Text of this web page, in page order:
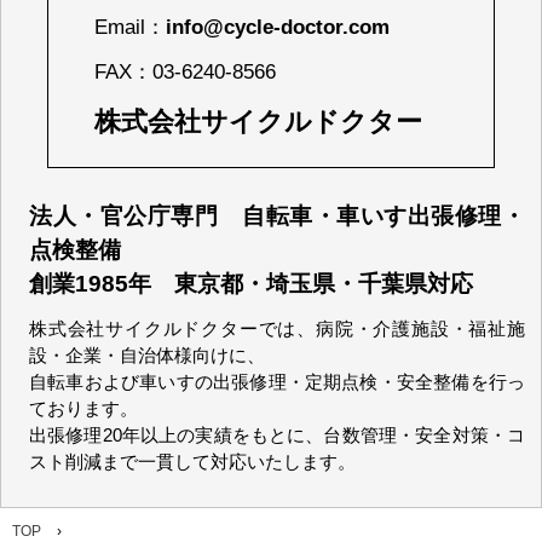
Email： info@cycle-doctor.com
FAX： 03-6240-8566
株式会社サイクルドクター
法人・官公庁専門 自転車・車いす出張修理・
点検整備
創業1985年 東京都・埼玉県・千葉県対応
株式会社サイクルドクターでは、病院・介護施設・福祉施
設・企業・自治体様向けに、
自転車および車いすの出張修理・定期点検・安全整備を行っ
ております。
出張修理20年以上の実績をもとに、台数管理・安全対策・コ
スト削減まで一貫して対応いたします。
TOP ›